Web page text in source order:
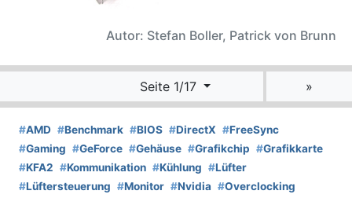
Autor: Stefan Boller, Patrick von Brunn
Seite 1/17 »
#AMD #Benchmark #BIOS #DirectX #FreeSync
#Gaming #GeForce #Gehäuse #Grafikchip #Grafikkarte
#KFA2 #Kommunikation #Kühlung #Lüfter
#Lüftersteuerung #Monitor #Nvidia #Overclocking